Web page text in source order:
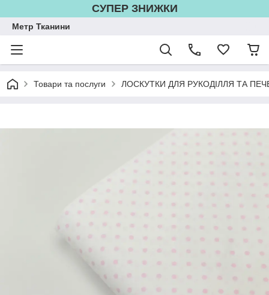
СУПЕР ЗНИЖКИ
Метр Тканини
Товари та послуги ЛОСКУТКИ ДЛЯ РУКОДІЛЛЯ ТА